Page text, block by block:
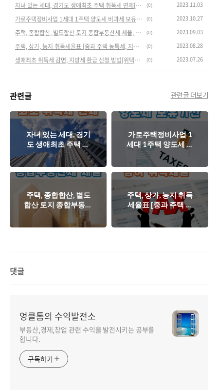
자녀 있는 세대, 경기도 생애최초 주택 취득세 면제[2023.10.11. 이후 취득 부터] (0) 2023.11.03
가로주택정비사업 1세대 1주택 양도세 비과세 보유기간 계산 (0) 2023.10.27
주택, 종합합산, 별도합산 토지 종합부동산세 세율, 납세의무자[2023년] (0) 2023.09.03
주택, 상가, 농지 취득세율표 [중과 주택 농특세, 지방교육세 합산 세율] (0) 2023.08.28
생애최초 취득세 감면, 지방세 환급 신청 방법[위택스, 이택스] (0) 2023.07.26
관련글 관련글 더보기
자녀 있는 세대, 경기
도 생애최초 주택 취
득세 면제
[2023.10.11. 이후 취
득 부터]
가로주택정비사업 1
세대 1주택 양도세 비
과세 보유기간 계산
주택, 종합합산, 별도
합산 토지 종합부동산
세 세율, 납세의무자
[2023년]
주택, 상가, 농지 취득
세율표 [중과 주택 농
특세, 지방교육세 합
산 세율]
댓글
엉클톰의 수익발전소
부동산,경제,창업 관련 수익을 발전시키는 공부를
합니다.
구독하기